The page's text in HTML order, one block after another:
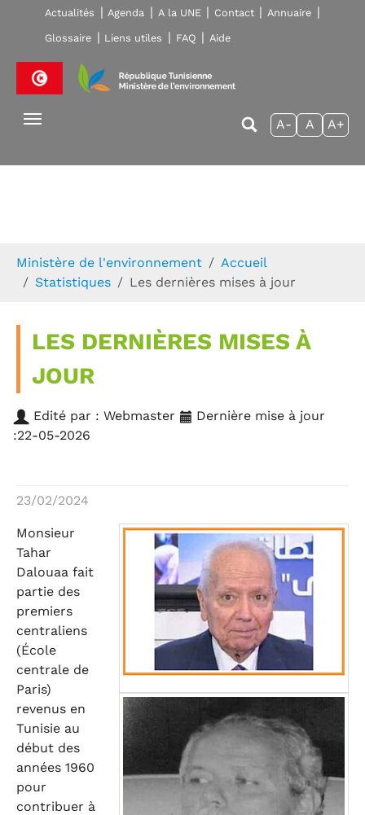
Skip to main navigation
Aller au contenu principal
Skip to page footer
Actualités Agenda A la UNE Contact Annuaire
Glossaire Liens utiles FAQ Aide
A- A A+
Ministère de l'environnement
Accueil
Statistiques
Les dernières mises à jour
LES DERNIÈRES MISES À
JOUR
Edité par : Webmaster
Dernière mise à jour
:22-05-2026
23/02/2024
Monsieur
Tahar
Dalouaa fait
partie des
premiers
centraliens
(École
centrale de
Paris)
revenus en
Tunisie au
début des
années 1960
pour
contribuer à